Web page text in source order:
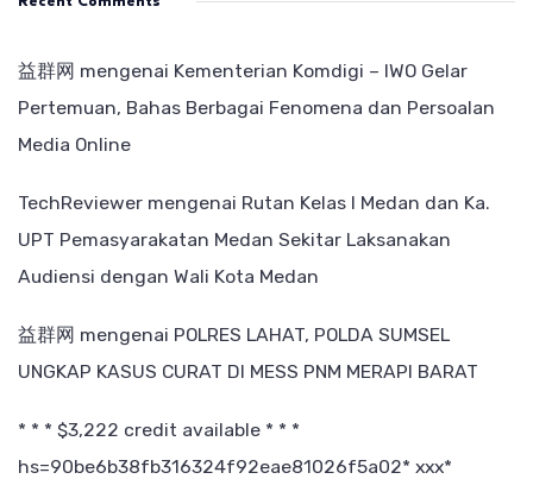
益群网 mengenai Kementerian Komdigi – IWO Gelar
Pertemuan, Bahas Berbagai Fenomena dan Persoalan
Media Online
TechReviewer mengenai Rutan Kelas I Medan dan Ka.
UPT Pemasyarakatan Medan Sekitar Laksanakan
Audiensi dengan Wali Kota Medan
益群网 mengenai POLRES LAHAT, POLDA SUMSEL
UNGKAP KASUS CURAT DI MESS PNM MERAPI BARAT
* * * $3,222 credit available * * *
hs=90be6b38fb316324f92eae81026f5a02* ххх*